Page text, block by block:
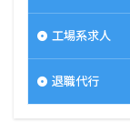
工場系求人
退職代行